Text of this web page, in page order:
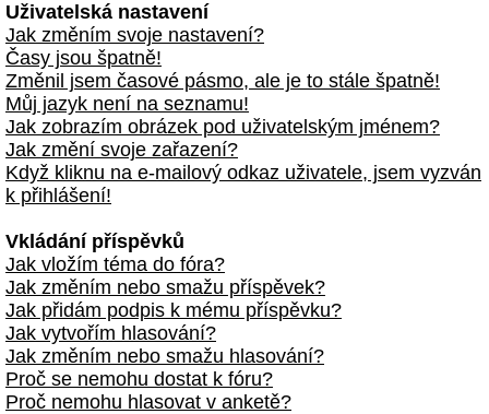
Uživatelská nastavení
Jak změním svoje nastavení?
Časy jsou špatně!
Změnil jsem časové pásmo, ale je to stále špatně!
Můj jazyk není na seznamu!
Jak zobrazím obrázek pod uživatelským jménem?
Jak změní svoje zařazení?
Když kliknu na e-mailový odkaz uživatele, jsem vyzván
k přihlášení!
Vkládání příspěvků
Jak vložím téma do fóra?
Jak změním nebo smažu příspěvek?
Jak přidám podpis k mému příspěvku?
Jak vytvořím hlasování?
Jak změním nebo smažu hlasování?
Proč se nemohu dostat k fóru?
Proč nemohu hlasovat v anketě?